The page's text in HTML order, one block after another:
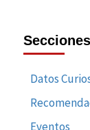
Secciones
Datos
Eventos